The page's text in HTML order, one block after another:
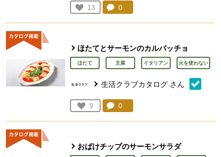
お気に入り登録：
13
人が登録
コメント：
0
ほたてとサーモンのカルパッチョ
ほたて 主菜 イタリアン 火を使わない
生活クラブカタログ さん
お気に入り登録：
9
人が登録
コメント：
0
おばけチップのサーモンサラダ